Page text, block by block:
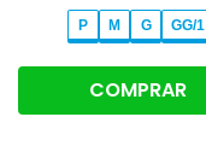
P M G GG/1
COMPRAR